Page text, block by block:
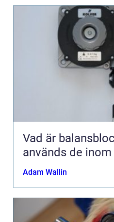
Vad är
används de
Adam Wallin